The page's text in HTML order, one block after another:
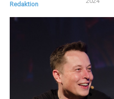
Redaktion